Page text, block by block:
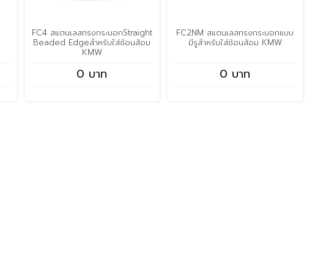
FC4 สแตนเลสทรงกระบอกStraight
Beaded Edgeสำหรับใส่ช้อนส้อม
KMW
0 บาท
FC2NM สแตนเลสทรงกระบอกแบบ
มีรูสำหรับใส่ช้อนส้อม KMW
0 บาท